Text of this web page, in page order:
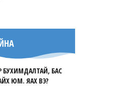
БУХИМДАЛТАЙ, БАС
ЮМ. ЯАХ ВЭ?